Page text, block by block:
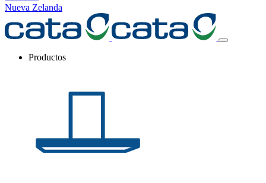
Nueva Zelanda
Productos